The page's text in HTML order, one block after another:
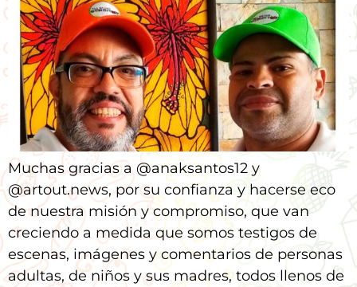
Muchas gracias a @anaksantos12 y
@artout.news, por su confianza y hacerse eco
de nuestra misión y compromiso, que van
creciendo a medida que somos testigos de
escenas, imágenes y comentarios de personas
adultas, de niños y sus madres, todos llenos de